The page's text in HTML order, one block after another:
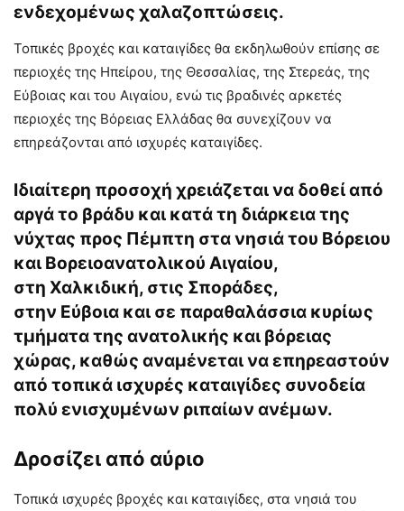
ενδεχομένως χαλαζοπτώσεις.
Τοπικές βροχές και καταιγίδες θα εκδηλωθούν επίσης σε
περιοχές της Ηπείρου, της Θεσσαλίας, της Στερεάς, της
Εύβοιας και του Αιγαίου, ενώ τις βραδινές αρκετές
περιοχές της Βόρειας Ελλάδας θα συνεχίζουν να
επηρεάζονται από ισχυρές καταιγίδες.
Ιδιαίτερη προσοχή χρειάζεται να δοθεί από
αργά το βράδυ και κατά τη διάρκεια της
νύχτας προς Πέμπτη στα νησιά του Βόρειου
και Βορειοανατολικού Αιγαίου,
στη Χαλκιδική, στις Σποράδες,
στην Εύβοια και σε παραθαλάσσια κυρίως
τμήματα της ανατολικής και βόρειας
χώρας, καθώς αναμένεται να επηρεαστούν
από τοπικά ισχυρές καταιγίδες συνοδεία
πολύ ενισχυμένων ριπαίων ανέμων.
Δροσίζει από αύριο
Τοπικά ισχυρές βροχές και καταιγίδες, στα νησιά του